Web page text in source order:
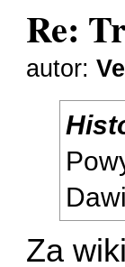
Re:
autor:
Za